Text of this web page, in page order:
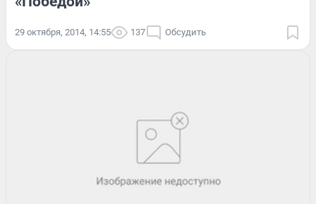
29 октября, 2014, 14:55 137 Обсудить